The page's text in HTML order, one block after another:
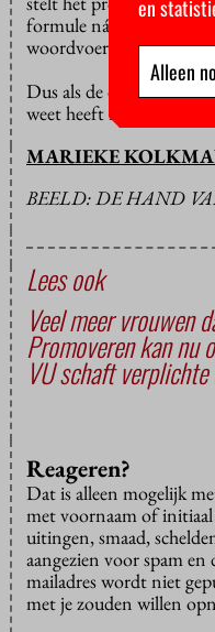
formule ná de
woordvoerder dat daar
Dus als de decanen het
weet heeft nog nooit
MARIEKE
BEELD: DE HAND
Lees ook
Veel meer vrouwen
Promoveren kan nu
VU schaft
Reageren?
Dat is alleen mogelijk
met voornaam of
uitingen, smaad,
aangezien voor spam en
mailadres wordt niet
met je zouden willen
en
Alleen